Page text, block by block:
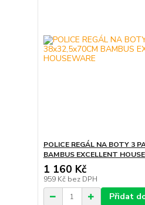
POLICE REGÁL NA BOTY 3
BAMBUS EXCELLENT
1 160 Kč
959 Kč bez DPH
Přidat